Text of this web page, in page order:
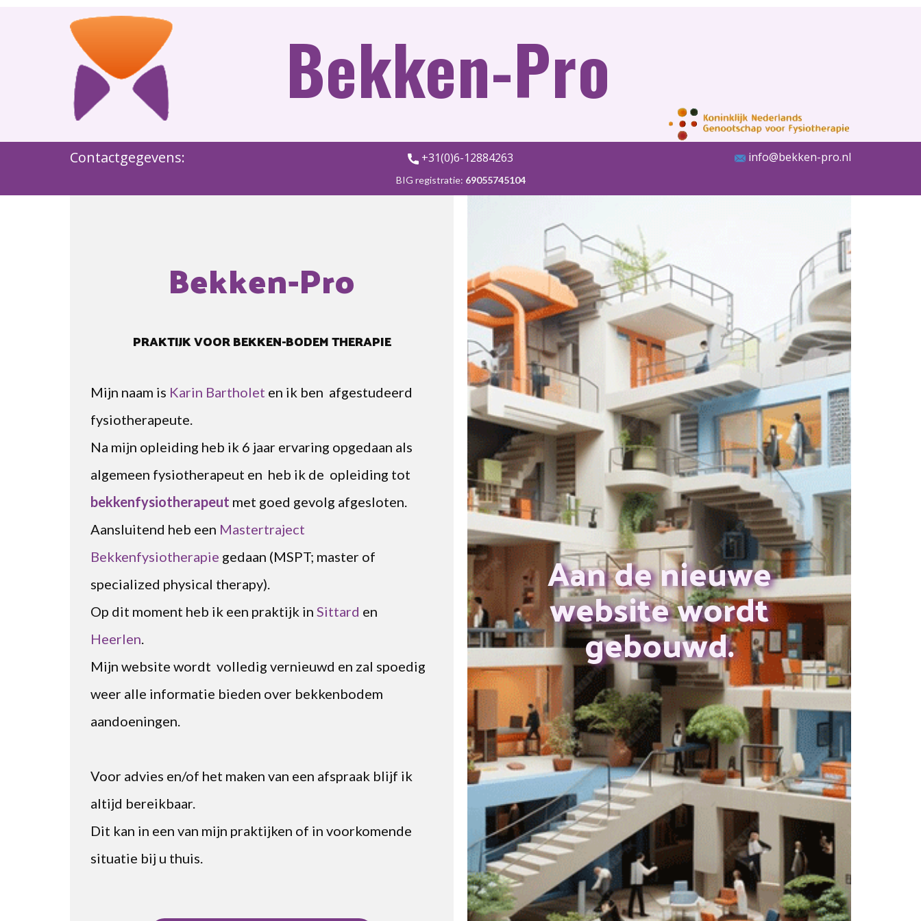
Bekken-Pro
Contactgegevens: info@bekken-pro.nl
+31(0)6-12884263
BIG registratie: 69055745104
Bekken-Pro
PRAKTIJK VOOR BEKKEN-BODEM THERAPIE
Mijn naam is Karin Bartholet en ik ben afgestudeerd
fysiotherapeute.
Na mijn opleiding heb ik 6 jaar ervaring opgedaan als
algemeen fysiotherapeut en heb ik de opleiding tot
bekkenfysiotherapeut met goed gevolg afgesloten.
Aansluitend heb een Mastertraject
Bekkenfysiotherapie gedaan (MSPT; master of
specialized physical therapy).
Op dit moment heb ik een praktijk in Sittard en
Heerlen.
Mijn website wordt volledig vernieuwd en zal spoedig
weer alle informatie bieden over bekkenbodem
aandoeningen.
Voor advies en/of het maken van een afspraak blijf ik
altijd bereikbaar.
Dit kan in een van mijn praktijken of in voorkomende
situatie bij u thuis.
Aan de nieuwe
website wordt
gebouwd.